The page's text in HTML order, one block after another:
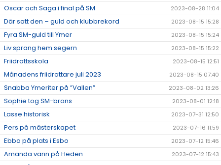
Oscar och Saga i final på SM 2023-08-28 11:04
Där satt den – guld och klubbrekord 2023-08-15 15:28
Fyra SM-guld till Ymer 2023-08-15 15:24
Liv sprang hem segern 2023-08-15 15:22
Friidrottsskola 2023-08-15 12:51
Månadens friidrottare juli 2023 2023-08-15 07:40
Snabba Ymeriter på ”Vallen” 2023-08-02 13:26
Sophie tog SM-brons 2023-08-01 12:18
Lasse historisk 2023-07-31 12:50
Pers på mästerskapet 2023-07-16 11:59
Ebba på plats i Esbo 2023-07-12 15:46
Amanda vann på Heden 2023-07-12 15:43